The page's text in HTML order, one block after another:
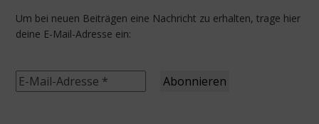
Um bei neuen Beiträgen eine Nachricht zu erhalten, trage hier
deine E-Mail-Adresse ein: